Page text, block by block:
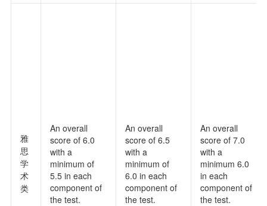
雅
思
学
术
类
An overall
score of 6.0
with a
minimum of
5.5 in each
component of
the test.
An overall
score of 6.5
with a
minimum of
6.0 in each
component of
the test.
An overall
score of 7.0
with a
minimum 6.0
in each
component of
the test.